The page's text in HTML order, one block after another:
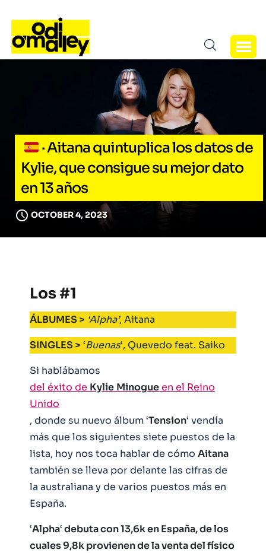
· Aitana quintuplica los datos de
Kylie, que consigue su mejor dato
en 13 años
OCTOBER 4, 2023
Los #1
ÁLBUMES > ‘Alpha’, Aitana
SINGLES > ‘Buenas‘, Quevedo feat. Saiko
Si hablábamos
del éxito de Kylie Minogueen el Reino
Unido
, donde su nuevo álbum ‘Tension‘ vendía
más que los siguientes siete puestos de la
lista, hoy nos toca hablar de cómo Aitana
también se lleva por delante las cifras de
la australiana y de varios puestos más en
España.
‘Alpha‘debuta con 13,6k en España, de los
cuales 9,8k provienen de la venta del físico